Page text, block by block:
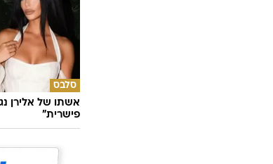
סלבס
אשתו של אלירן
פישרית"